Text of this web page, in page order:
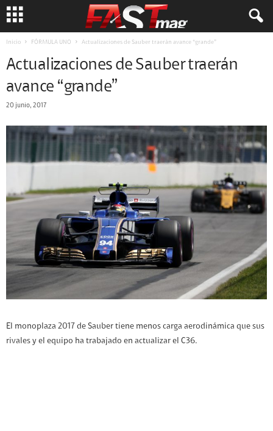
Inicio FÓRMULA UNO Actualizaciones de Sauber traerán avance “grande”
Actualizaciones de Sauber traerán
avance “grande”
20 junio, 2017
El monoplaza 2017 de Sauber tiene menos carga aerodinámica que sus
rivales y el equipo ha trabajado en actualizar el C36.